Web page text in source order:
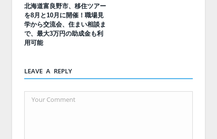
北海道富良野市、移住ツアー
を8月と10月に開催！職場見
学から交流会、住まい相談ま
で、最大3万円の助成金も利
用可能
LEAVE A REPLY